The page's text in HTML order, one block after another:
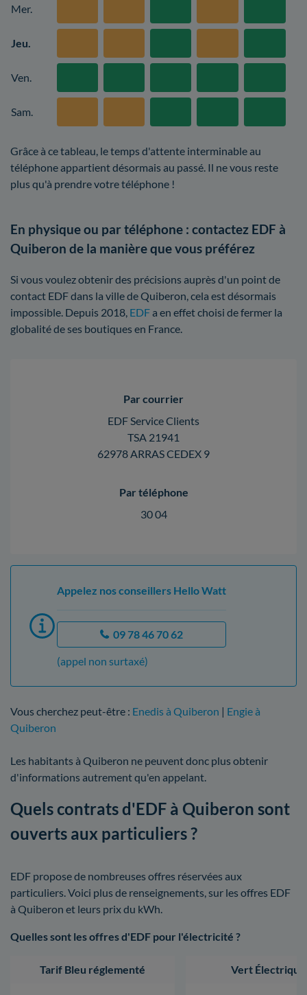
Mer.
Jeu.
Ven.
Sam.
Grâce à ce tableau, le temps d'attente interminable au
téléphone appartient désormais au passé. Il ne vous reste
plus qu'à prendre votre téléphone !
En physique ou par téléphone : contactez EDF à
Quiberon de la manière que vous préférez
Si vous voulez obtenir des précisions auprès d'un point de
contact EDF dans la ville de Quiberon, cela est désormais
impossible. Depuis 2018, EDFa en effet choisi de fermer la
globalité de ses boutiques en France.
Par courrier
EDF Service Clients
TSA 21941
62978 ARRAS CEDEX 9
Par téléphone
30 04
Appelez nos conseillers Hello Watt
09 78 46 70 62
(appel non surtaxé)
Vous cherchez peut-être : Enedis à Quiberon | Engie à
Quiberon
Les habitants à Quiberon ne peuvent donc plus obtenir
d'informations autrement qu'en appelant.
Quels contrats d'EDF à Quiberon sont
ouverts aux particuliers ?
EDF propose de nombreuses offres réservées aux
particuliers. Voici plus de renseignements, sur les offres EDF
à Quiberon et leurs prix du kWh.
Quelles sont les offres d'EDF pour l'électricité ?
Tarif Bleu réglementé Vert Électrique